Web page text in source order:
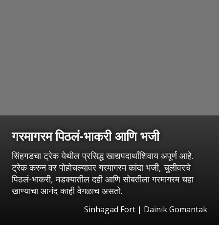
गरमागरम पिठलं-भाकरी आणि भजी
सिंहगडचा ट्रेक येथील प्रसिद्ध खाद्यपदार्थांशिवाय अपूर्ण आहे.
ट्रेक करुन वर पोहोचल्यावर गरमागरम कांदा भजी, चुलीवरचे
पिठलं-भाकरी, मडक्यातील दही आणि सोबतीला गरमागरम चहा
खाण्याचा आनंद काही वेगळाच असतो.
Sinhagad Fort | Dainik Gomantak